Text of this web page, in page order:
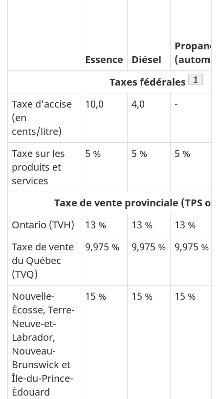
Essence Diésel
Propane
Taxes fédérales
Note
1
Taxe d’accise
(en
cents/litre)
10,0 4,0 -
Taxe sur les
produits et
services
5 % 5 % 5 %
Taxe de vente provinciale (TPS ou
Ontario (TVH)
13 % 13 %
13 %
Taxe de vente
du Québec
(TVQ)
9,975 % 9,975 % 9,975 %
Nouvelle-
Écosse, Terre-
Neuve-et-
Labrador,
Nouveau-
Brunswick et
Île-du-Prince-
Édouard
15 % 15 % 15 %